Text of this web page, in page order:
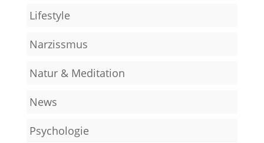
Lifestyle
Narzissmus
Natur & Meditation
News
Psychologie